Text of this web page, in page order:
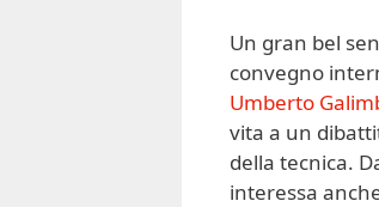
Un gran bel
convegno
Umberto
vita a un
della tecnica.
interessa